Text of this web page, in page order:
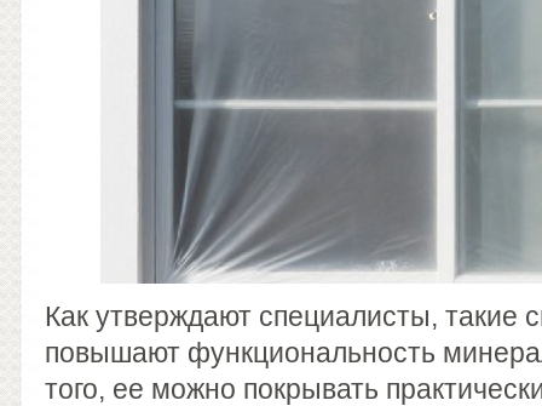
Как утверждают специалисты, такие
повышают функциональность
того, ее можно покрывать